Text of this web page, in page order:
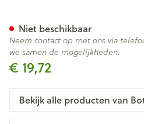
€ 19,72
Niet beschikbaar
Neem contact op met ons via
we samen de mogelijkheden.
Bekijk alle producten van